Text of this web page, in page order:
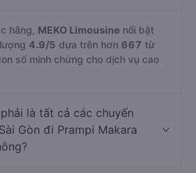
hãng, MEKO Limousine nổi bật
4.9/5 dựa trên hơn 667 từ
số minh chứng cho dịch vụ cao
là tất cả các chuyến
Gòn đi Prampi Makara